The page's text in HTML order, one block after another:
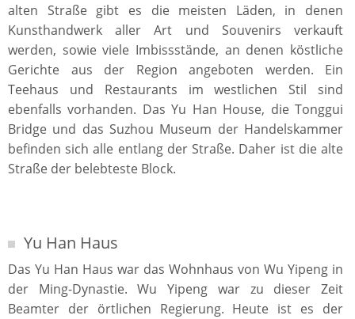
alten Straße gibt es die meisten Läden, in denen
Kunsthandwerk aller Art und Souvenirs verkauft
werden, sowie viele Imbissstände, an denen köstliche
Gerichte aus der Region angeboten werden. Ein
Teehaus und Restaurants im westlichen Stil sind
ebenfalls vorhanden. Das Yu Han House, die Tonggui
Bridge und das Suzhou Museum der Handelskammer
befinden sich alle entlang der Straße. Daher ist die alte
Straße der belebteste Block.
Yu Han Haus
Das Yu Han Haus war das Wohnhaus von Wu Yipeng in
der Ming-Dynastie. Wu Yipeng war zu dieser Zeit
Beamter der örtlichen Regierung. Heute ist es der